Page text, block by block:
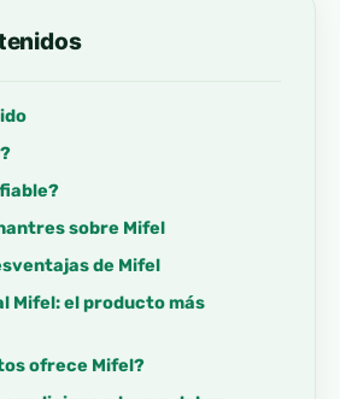
sobre Mifel
de Mifel
Mifel: el producto más
ofrece Mifel?